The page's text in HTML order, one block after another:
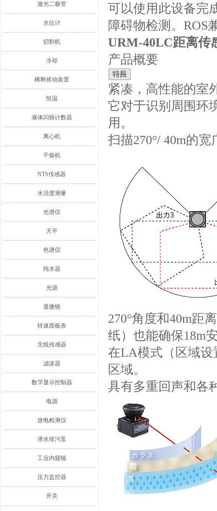
激光二极管
水位计
切割机
冷却
稀释摇动装置
恒温
液体闪烁计数器
离心机
干燥机
NTS传感器
水活度测量
光谱仪
天平
色谱仪
纯水器
光源
显微镜
转速面板表
无线传感器
滤波器
数字显示控制器
电源
放电检测仪
潜水排污泵
工业内窥镜
压力监控器
开关
可以使用此设备完
障碍物检测。ROS
URM-40LC距离传
产品概要
紧凑，高性能的室
它对于识别周围环
用。
扫描270°/ 40m的宽
270°角度和40m距
纸）也能确保18m
在LA模式（区域设
区域。
具有多重回声和各